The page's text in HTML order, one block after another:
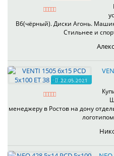
B6(чёрный). Диски Агонь.
Стильнее и
22.05.2021
менеджеру в Ростов на дону